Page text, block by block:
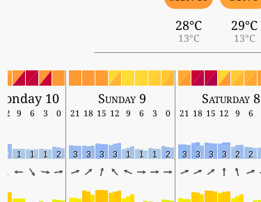
29°C
13°C
28°C
13°C
Saturday 8
Sunday 9
Monday 10
6
9
12
15
18
21
0
3
6
9
12
15
18
21
0
3
6
9
12
2
2
3
3
3
3
2
1
1
1
3
3
3
3
2
1
1
1
2